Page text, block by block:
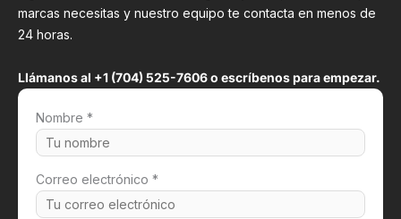
marcas necesitas y nuestro equipo te contacta en menos de
24 horas.
Llámanos al +1 (704) 525-7606 o escríbenos para empezar.
Nombre *
Correo electrónico *